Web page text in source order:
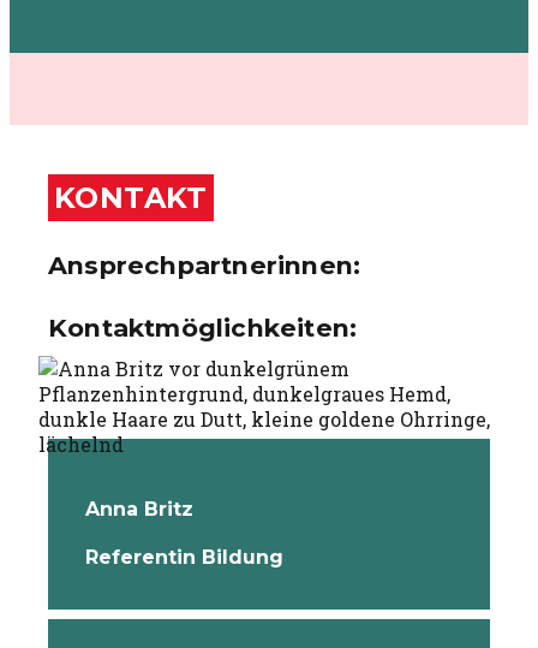
KONTAKT
Ansprechpartnerinnen:
Kontaktmöglichkeiten:
Anna Britz
Referentin Bildung